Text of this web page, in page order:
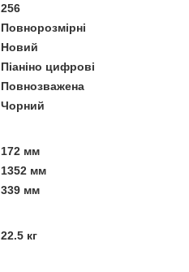
256
Повнорозмірні
Новий
Піаніно цифрові
Повнозважена
Чорний
172 мм
1352 мм
339 мм
22.5 кг